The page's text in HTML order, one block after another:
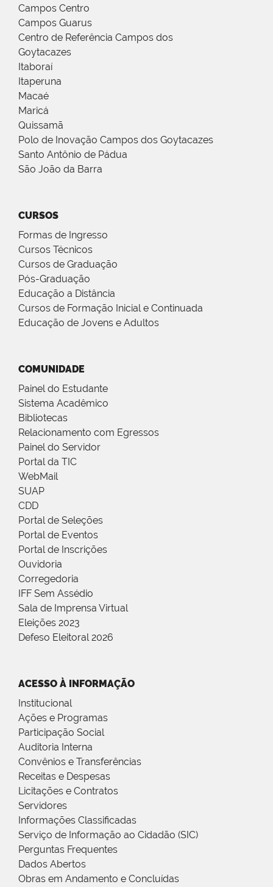
Campos Centro
Campos Guarus
Centro de Referência Campos dos
Goytacazes
Itaboraí
Itaperuna
Macaé
Maricá
Quissamã
Polo de Inovação Campos dos Goytacazes
Santo Antônio de Pádua
São João da Barra
CURSOS
Formas de Ingresso
Cursos Técnicos
Cursos de Graduação
Pós-Graduação
Educação a Distância
Cursos de Formação Inicial e Continuada
Educação de Jovens e Adultos
COMUNIDADE
Painel do Estudante
Sistema Acadêmico
Bibliotecas
Relacionamento com Egressos
Painel do Servidor
Portal da TIC
WebMail
SUAP
CDD
Portal de Seleções
Portal de Eventos
Portal de Inscrições
Ouvidoria
Corregedoria
IFF Sem Assédio
Sala de Imprensa Virtual
Eleições 2023
Defeso Eleitoral 2026
ACESSO À INFORMAÇÃO
Institucional
Ações e Programas
Participação Social
Auditoria Interna
Convênios e Transferências
Receitas e Despesas
Licitações e Contratos
Servidores
Informações Classificadas
Serviço de Informação ao Cidadão (SIC)
Perguntas Frequentes
Dados Abertos
Obras em Andamento e Concluídas